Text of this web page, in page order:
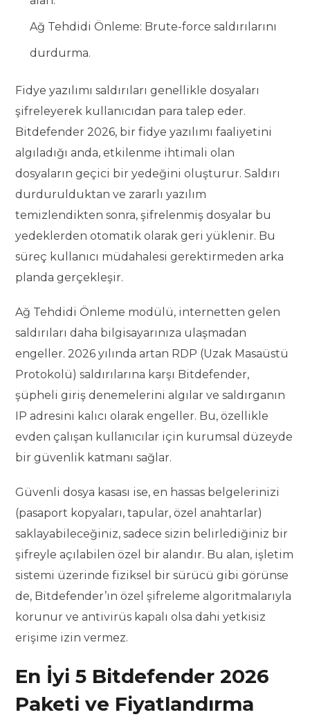
Ağ Tehdidi Önleme: Brute-force saldırılarını
durdurma.
Fidye yazılımı saldırıları genellikle dosyaları
şifreleyerek kullanıcıdan para talep eder.
Bitdefender 2026, bir fidye yazılımı faaliyetini
algıladığı anda, etkilenme ihtimali olan
dosyaların geçici bir yedeğini oluşturur. Saldırı
durdurulduktan ve zararlı yazılım
temizlendikten sonra, şifrelenmiş dosyalar bu
yedeklerden otomatik olarak geri yüklenir. Bu
süreç kullanıcı müdahalesi gerektirmeden arka
planda gerçekleşir.
Ağ Tehdidi Önleme modülü, internetten gelen
saldırıları daha bilgisayarınıza ulaşmadan
engeller. 2026 yılında artan RDP (Uzak Masaüstü
Protokolü) saldırılarına karşı Bitdefender,
şüpheli giriş denemelerini algılar ve saldırganın
IP adresini kalıcı olarak engeller. Bu, özellikle
evden çalışan kullanıcılar için kurumsal düzeyde
bir güvenlik katmanı sağlar.
Güvenli dosya kasası ise, en hassas belgelerinizi
(pasaport kopyaları, tapular, özel anahtarlar)
saklayabileceğiniz, sadece sizin belirlediğiniz bir
şifreyle açılabilen özel bir alandır. Bu alan, işletim
sistemi üzerinde fiziksel bir sürücü gibi görünse
de, Bitdefender’ın özel şifreleme algoritmalarıyla
korunur ve antivirüs kapalı olsa dahi yetkisiz
erişime izin vermez.
En İyi 5 Bitdefender 2026
Paketi ve Fiyatlandırma